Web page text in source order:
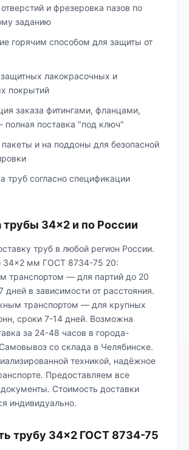
и фрезеровка пазов по
заданию
горячим способом для защиты от
лакокрасочных и
покрытий
заказа фитингами, фланцами,
поставка "под ключ"
пакеты и на поддоны для безопасной
труб согласно спецификации
трубы 34×2 и по России
труб в любой регион России.
34×2 мм ГОСТ 8734-75 20:
транспортом — для партий до 20
дней в зависимости от расстояния.
транспортом — для крупных
сроки 7-14 дней. Возможна
за 24-48 часов в города-
со склада в Челябинске.
техникой, надёжное
Предоставляем все
Стоимость доставки
индивидуально.
трубу 34×2 ГОСТ 8734-75